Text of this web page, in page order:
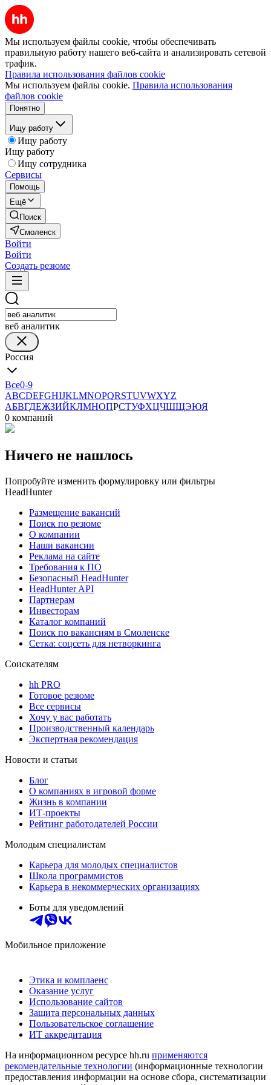
Мы используем файлы cookie, чтобы обеспечивать
правильную работу нашего веб-сайта и анализировать сетевой
трафик.
Правила использования файлов cookie
Мы используем файлы cookie. Правила использования
файлов cookie
Понятно
Ищу работу
Ищу работу
Ищу работу
Ищу сотрудника
Сервисы
Помощь
Ещё
Поиск
Смоленск
Войти
Войти
Создать резюме
веб аналитик
Россия
Все0-9
ABCDEFGHIJKLMNOPQRSTUVWXYZ
АБВГДЕЖЗИЙКЛМНОПРСТУФХЦЧШЩЭЮЯ
0 компаний
Ничего не нашлось
Попробуйте изменить формулировку или фильтры
HeadHunter
Размещение вакансий
Поиск по резюме
О компании
Наши вакансии
Реклама на сайте
Требования к ПО
Безопасный HeadHunter
HeadHunter API
Партнерам
Инвесторам
Каталог компаний
Поиск по вакансиям в Смоленске
Сетка: соцсеть для нетворкинга
Соискателям
hh PRO
Готовое резюме
Все сервисы
Хочу у вас работать
Производственный календарь
Экспертная рекомендация
Новости и статьи
Блог
О компаниях в игровой форме
Жизнь в компании
ИТ-проекты
Рейтинг работодателей России
Молодым специалистам
Карьера для молодых специалистов
Школа программистов
Карьера в некоммерческих организациях
Боты для уведомлений
Мобильное приложение
Этика и комплаенс
Оказание услуг
Использование сайтов
Защита персональных данных
Пользовательское соглашение
ИТ аккредитация
На информационном ресурсе hh.ru применяются
рекомендательные технологии (информационные технологии
предоставления информации на основе сбора, систематизации